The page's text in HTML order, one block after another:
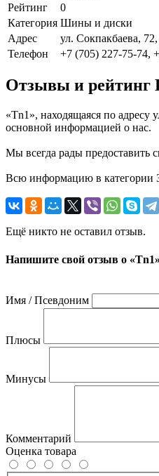
Рейтинг
0
Категория Шины и диски
Адрес
ул. Сокпакбаева,
Телефон
+7 (705) 227-75-74,
Отзывы и
«Tn1», находящаяся по
основной информацией о нас.
Мы всегда рады предоставить
Всю информацию в категории
Ещё никто не оставил отзыв.
Напишите свой отзыв о «Tn1»
Имя / Псевдоним
Плюсы
Минусы
Комментарий
Оценка товара